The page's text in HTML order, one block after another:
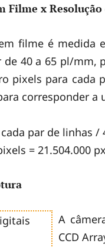
Filme x
filme é medida
de 40 a 65 pl/mm,
pixels para cada
corresponder
par de linhas /
= 21.504.000
A
CCD